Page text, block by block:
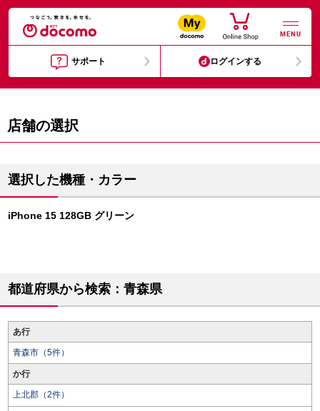
MENU
サポート ログインする
店舗の選択
選択した機種・カラー
iPhone 15 128GB グリーン
都道府県から検索：青森県
あ行
青森市（5件）
か行
上北郡（2件）